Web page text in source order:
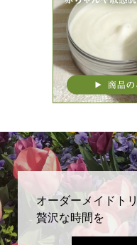
オーダーメイドト
贅沢な時間を